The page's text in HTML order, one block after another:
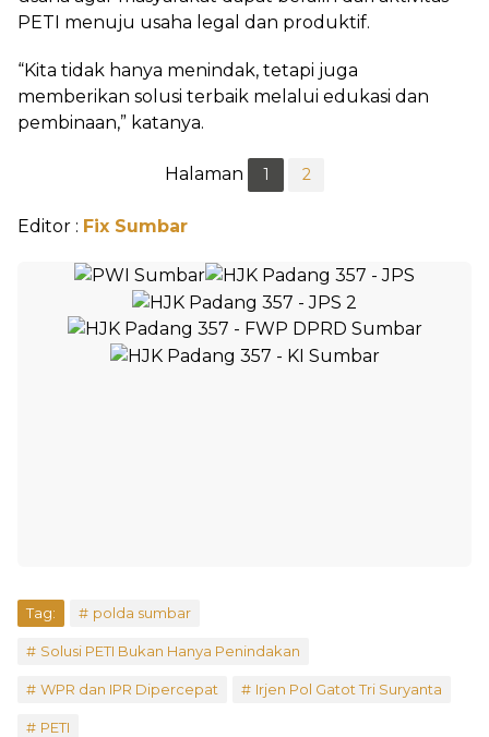
PETI menuju usaha legal dan produktif.
“Kita tidak hanya menindak, tetapi juga
memberikan solusi terbaik melalui edukasi dan
pembinaan,” katanya.
Halaman 1 2
Editor : Fix Sumbar
Tag: polda sumbar
Solusi PETI Bukan Hanya Penindakan
WPR dan IPR Dipercepat Irjen Pol Gatot Tri Suryanta
PETI